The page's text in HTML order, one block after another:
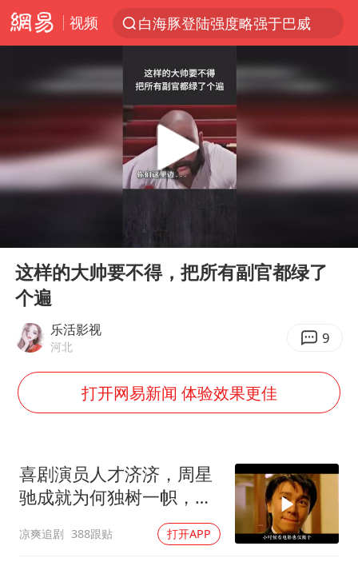
视频
白海豚登陆强度略强于巴威
《披荆斩棘2026》阵容官宣
杭州机场已取消航班388架次
浙江省委书记：该停下的坚决停下来
中国籍豪华游艇富商之子在泰国被杀
白海豚北上或致京津冀暴雨
上海中心千吨“镇楼神器”摆动明显
《龙餐馆》 冲奖
韩军前线部队连曝丑闻
云南一男子胃中取出180颗铁钉
Play
这样的大帅要不得，把所有副官都绿了
个遍
乐活影视
河北 9
打开网易新闻 体验效果更佳
喜剧演员人才济济，周星
驰成就为何独树一帜，他
凉爽追剧 388跟贴 打开APP